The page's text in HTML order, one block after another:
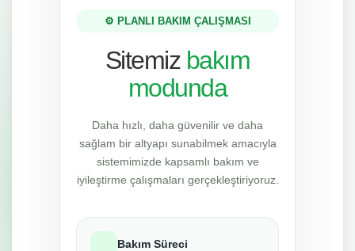
⚙️ PLANLI BAKIM ÇALIŞMASI
Sitemiz bakım
modunda
Daha hızlı, daha güvenilir ve daha
sağlam bir altyapı sunabilmek amacıyla
sistemimizde kapsamlı bakım ve
iyileştirme çalışmaları gerçekleştiriyoruz.
Bakım Süreci